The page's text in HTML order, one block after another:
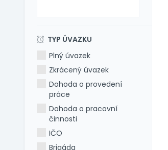
TYP ÚVAZKU
Plný úvazek
Zkrácený úvazek
Dohoda o provedení
práce
Dohoda o pracovní
činnosti
IČO
Brigáda